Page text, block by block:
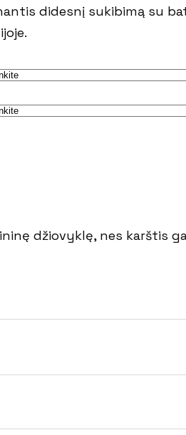
didesnį sukibimą su
džiovyklę, nes karštis